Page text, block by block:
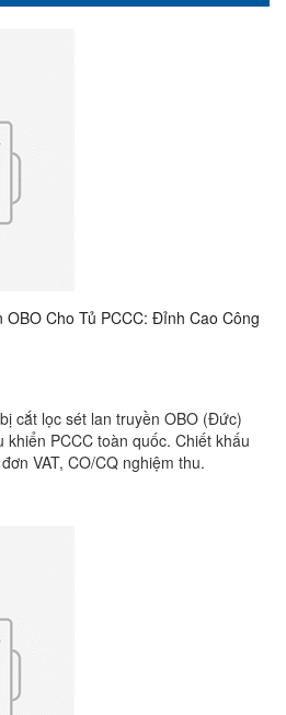
Cho Tủ PCCC: Đỉnh Cao Công
cắt lọc sét lan truyền OBO (Đức)
PCCC toàn quốc. Chiết khấu
VAT, CO/CQ nghiệm thu.